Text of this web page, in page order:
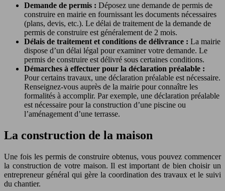
Demande de permis : Déposez une demande de permis de
construire en mairie en fournissant les documents nécessaires
(plans, devis, etc.). Le délai de traitement de la demande de
permis de construire est généralement de 2 mois.
Délais de traitement et conditions de délivrance : La mairie
dispose d’un délai légal pour examiner votre demande. Le
permis de construire est délivré sous certaines conditions.
Démarches à effectuer pour la déclaration préalable :
Pour certains travaux, une déclaration préalable est nécessaire.
Renseignez-vous auprès de la mairie pour connaître les
formalités à accomplir. Par exemple, une déclaration préalable
est nécessaire pour la construction d’une piscine ou
l’aménagement d’une terrasse.
La construction de la maison
Une fois les permis de construire obtenus, vous pouvez commencer
la construction de votre maison. Il est important de bien choisir un
entrepreneur général qui gère la coordination des travaux et le suivi
du chantier.